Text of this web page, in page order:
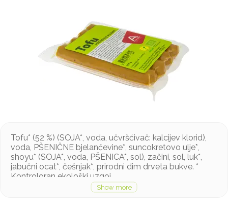
Tofu* (52 %) (SOJA*, voda, učvršćivač: kalcijev klorid),
voda, PŠENIČNE bjelančevine*, suncokretovo ulje*,
shoyu* (SOJA*, voda, PŠENICA*, sol), začini, sol, luk*,
jabučni ocat*, češnjak*, prirodni dim drveta bukve. *
Kontroloran ekološki uzgoj
Mogući tragovi sezama i celera